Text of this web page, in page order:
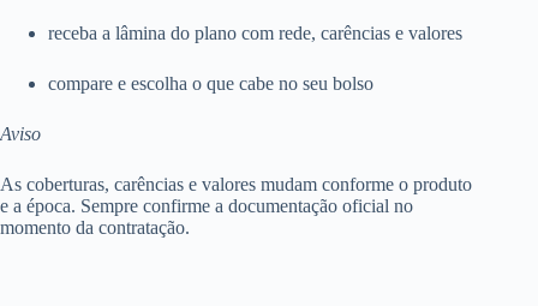
receba a lâmina do plano com rede, carências e valores
compare e escolha o que cabe no seu bolso
Aviso
As coberturas, carências e valores mudam conforme o produto
e a época. Sempre confirme a documentação oficial no
momento da contratação.